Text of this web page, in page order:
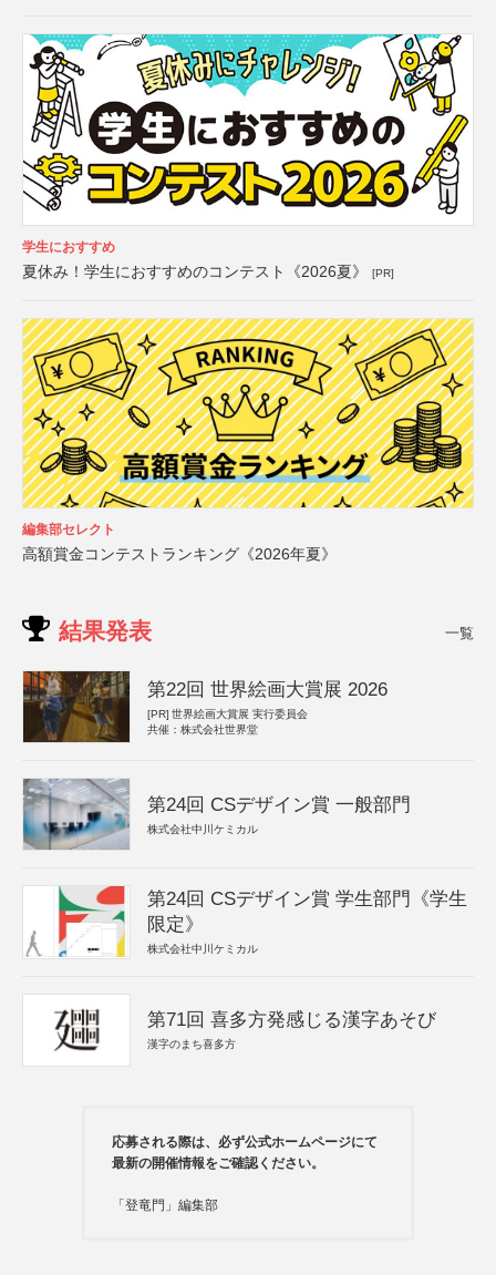
学生におすすめ
夏休み！学生におすすめのコンテスト《2026夏》 [PR]
編集部セレクト
高額賞金コンテストランキング《2026年夏》
結果発表 一覧
第22回 世界絵画大賞展 2026
[PR] 世界絵画大賞展 実行委員会
共催：株式会社世界堂
第24回 CSデザイン賞 一般部門
株式会社中川ケミカル
第24回 CSデザイン賞 学生部門《学生
限定》
株式会社中川ケミカル
第71回 喜多方発感じる漢字あそび
漢字のまち喜多方
応募される際は、必ず公式ホームページにて
最新の開催情報をご確認ください。
「登竜門」編集部